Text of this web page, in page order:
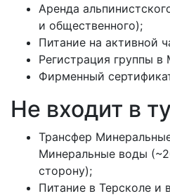
Аренда
и общественного);
Питание на активной
Регистрация группы
Фирменный
Не входит в
Трансфер
Минеральные воды
сторону);
Питание в Терсколе и